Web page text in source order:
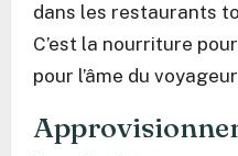
dans les restaurants
C’est la nourriture
pour l’âme du